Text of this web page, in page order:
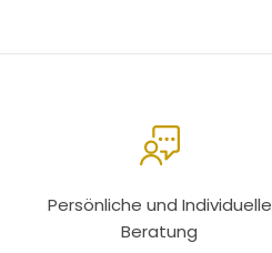
Persönliche und Individuelle
Beratung